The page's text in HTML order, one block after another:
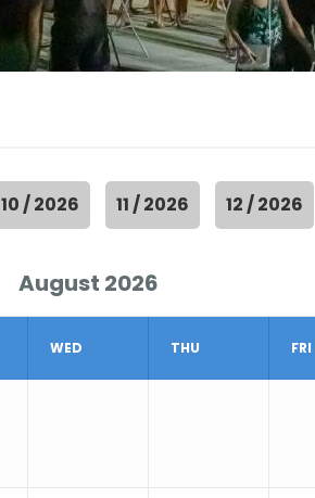
10 / 2026 11 / 2026 12 / 2026
August 2026
WED THU FRI